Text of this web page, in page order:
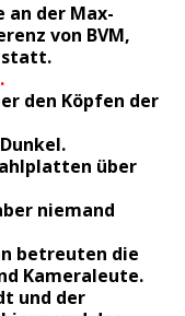
an der Max-
von BVM,
statt.
den Köpfen der
über
niemand
betreuten die
Kameraleute.
und der